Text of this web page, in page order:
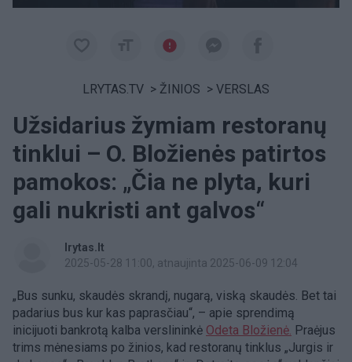
LRYTAS.TV > ŽINIOS > VERSLAS
Užsidarius žymiam restoranų
tinklui – O. Bložienės patirtos
pamokos: „Čia ne plyta, kuri
gali nukristi ant galvos“
lrytas.lt
2025-05-28 11:00, atnaujinta 2025-06-09 12:04
„Bus sunku, skaudės skrandį, nugarą, viską skaudės. Bet tai
padarius bus kur kas paprasčiau“, – apie sprendimą
inicijuoti bankrotą kalba verslininkė Odeta Bložienė. Praėjus
trims mėnesiams po žinios, kad restoranų tinklus „Jurgis ir